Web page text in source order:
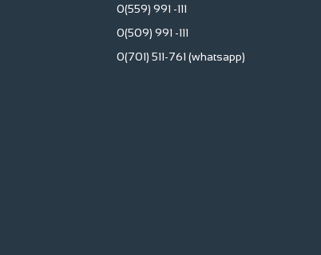
0(559) 991 -111
0(509) 991 -111
0(701) 511-761 (whatsapp)